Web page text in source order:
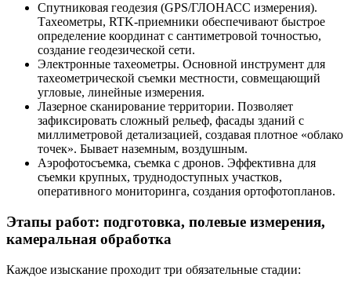
Спутниковая геодезия (GPS/ГЛОНАСС измерения).
Тахеометры, RTK-приемники обеспечивают быстрое
определение координат с сантиметровой точностью,
создание геодезической сети.
Электронные тахеометры. Основной инструмент для
тахеометрической съемки местности, совмещающий
угловые, линейные измерения.
Лазерное сканирование территории. Позволяет
зафиксировать сложный рельеф, фасады зданий с
миллиметровой детализацией, создавая плотное «облако
точек». Бывает наземным, воздушным.
Аэрофотосъемка, съемка с дронов. Эффективна для
съемки крупных, труднодоступных участков,
оперативного мониторинга, создания ортофотопланов.
Этапы работ: подготовка, полевые измерения,
камеральная обработка
Каждое изыскание проходит три обязательные стадии: